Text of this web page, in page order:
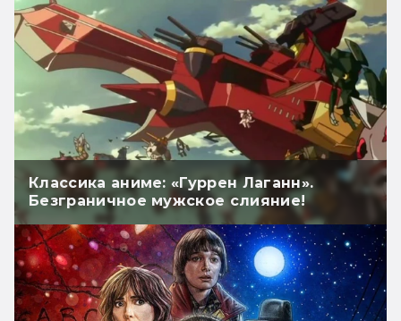
Классика аниме: «Гуррен Лаганн».
Безграничное мужское слияние!